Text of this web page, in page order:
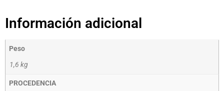
Información adicional
Peso
1,6 kg
PROCEDENCIA